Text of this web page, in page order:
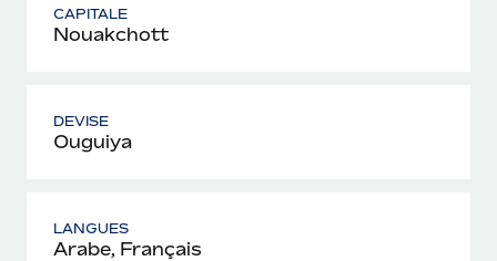
CAPITALE
Nouakchott
DEVISE
Ouguiya
LANGUES
Arabe, Français